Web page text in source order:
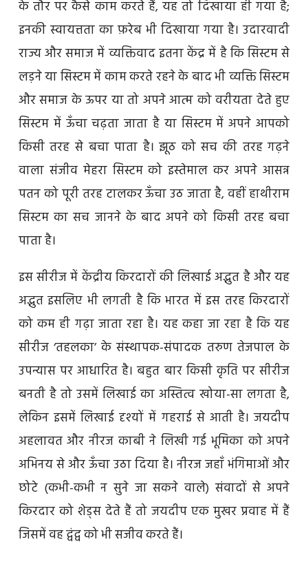
के तौर पर कैसे काम करते हैं, यह तो दिखाया ही गया है;
इनकी स्वायत्तता का फ़रेब भी दिखाया गया है। उदारवादी
राज्य और समाज में व्यक्तिवाद इतना केंद्र में है कि सिस्टम से
लड़ने या सिस्टम में काम करते रहने के बाद भी व्यक्ति सिस्टम
और समाज के ऊपर या तो अपने आत्म को वरीयता देते हुए
सिस्टम में ऊँचा चढ़ता जाता है या सिस्टम में अपने आपको
किसी तरह से बचा पाता है। झूठ को सच की तरह गढ़ने
वाला संजीव मेहरा सिस्टम को इस्तेमाल कर अपने आसन्न
पतन को पूरी तरह टालकर ऊँचा उठ जाता है, वहीं हाथीराम
सिस्टम का सच जानने के बाद अपने को किसी तरह बचा
पाता है।
इस सीरीज में केंद्रीय किरदारों की लिखाई अद्भुत है और यह
अद्भुत इसलिए भी लगती है कि भारत में इस तरह किरदारों
को कम ही गढ़ा जाता रहा है। यह कहा जा रहा है कि यह
सीरीज ‘तहलका’ के संस्थापक-संपादक तरुण तेजपाल के
उपन्यास पर आधारित है। बहुत बार किसी कृति पर सीरीज
बनती है तो उसमें लिखाई का अस्तित्व खोया-सा लगता है,
लेकिन इसमें लिखाई दृश्यों में गहराई से आती है। जयदीप
अहलावत और नीरज काबी ने लिखी गई भूमिका को अपने
अभिनय से और ऊँचा उठा दिया है। नीरज जहाँ भंगिमाओं और
छोटे (कभी-कभी न सुने जा सकने वाले) संवादों से अपने
किरदार को शेड्स देते हैं तो जयदीप एक मुखर प्रवाह में हैं
जिसमें वह द्वंद्व को भी सजीव करते हैं।